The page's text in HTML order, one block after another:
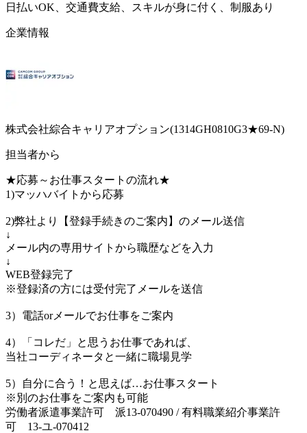
日払いOK、交通費支給、スキルが身に付く、制服あり
企業情報
株式会社綜合キャリアオプション(1314GH0810G3★69-N)
担当者から
★応募～お仕事スタートの流れ★
1)マッハバイトから応募
2)弊社より【登録手続きのご案内】のメール送信
↓
メール内の専用サイトから職歴などを入力
↓
WEB登録完了
※登録済の方には受付完了メールを送信
3）電話orメールでお仕事をご案内
4）「コレだ」と思うお仕事であれば、
当社コーディネータと一緒に職場見学
5）自分に合う！と思えば…お仕事スタート
※別のお仕事をご案内も可能
労働者派遣事業許可 派13-070490 / 有料職業紹介事業許
可 13-ユ-070412